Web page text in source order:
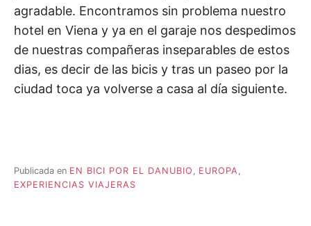
agradable. Encontramos sin problema nuestro
hotel en Viena y ya en el garaje nos despedimos
de nuestras compañeras inseparables de estos
dias, es decir de las bicis y tras un paseo por la
ciudad toca ya volverse a casa al día siguiente.
Publicada en EN BICI POR EL DANUBIO EUROPA
EXPERIENCIAS VIAJERAS